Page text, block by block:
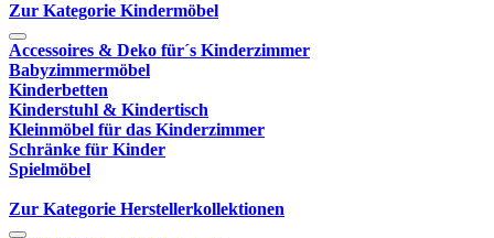
Zur Kategorie Kindermöbel
Accessoires & Deko für´s Kinderzimmer
Babyzimmermöbel
Kinderbetten
Kinderstuhl & Kindertisch
Kleinmöbel für das Kinderzimmer
Schränke für Kinder
Spielmöbel
Zur Kategorie Herstellerkollektionen